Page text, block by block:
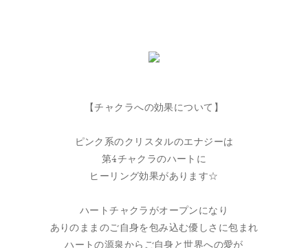
【チャクラへの効果について】
ピンク系のクリスタルのエナジーは
第4チャクラのハートに
ヒーリング効果があります☆
ハートチャクラがオープンになり
ありのままのご自身を包み込む優しさに包まれ
ハートの源泉からご自身と世界への愛が